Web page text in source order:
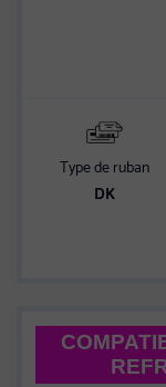
Type de ruban
DK